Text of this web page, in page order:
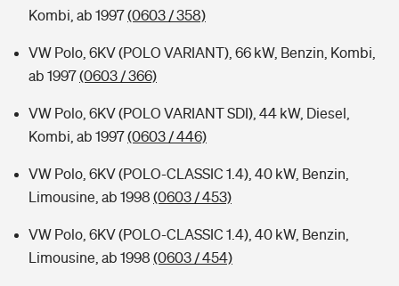
Kombi, ab 1997(0603 / 358)
VW Polo, 6KV (POLO VARIANT), 66 kW, Benzin, Kombi,
ab 1997(0603 / 366)
VW Polo, 6KV (POLO VARIANT SDI), 44 kW, Diesel,
Kombi, ab 1997(0603 / 446)
VW Polo, 6KV (POLO-CLASSIC 1.4), 40 kW, Benzin,
Limousine, ab 1998 (0603 / 453)
VW Polo, 6KV (POLO-CLASSIC 1.4), 40 kW, Benzin,
Limousine, ab 1998 (0603 / 454)